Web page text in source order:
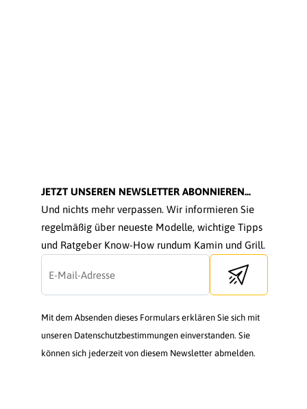
JETZT UNSEREN NEWSLETTER ABONNIEREN...
Und nichts mehr verpassen. Wir informieren Sie
regelmäßig über neueste Modelle, wichtige Tipps
und Ratgeber Know-How rundum Kamin und Grill.
Send newsletter
Mit dem Absenden dieses Formulars erklären Sie sich mit
unseren Datenschutzbestimmungen einverstanden. Sie
können sich jederzeit von diesem Newsletter abmelden.